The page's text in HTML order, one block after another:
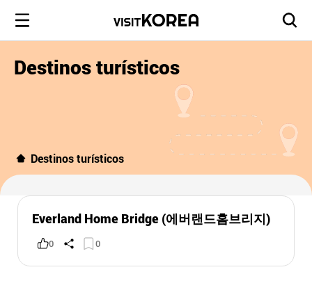
Destinos turísticos
Destinos turísticos
Everland Home Bridge (에버랜드홈브리지)
0 0